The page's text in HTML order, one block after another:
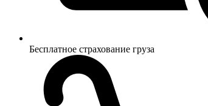
Бесплатное страхование груза